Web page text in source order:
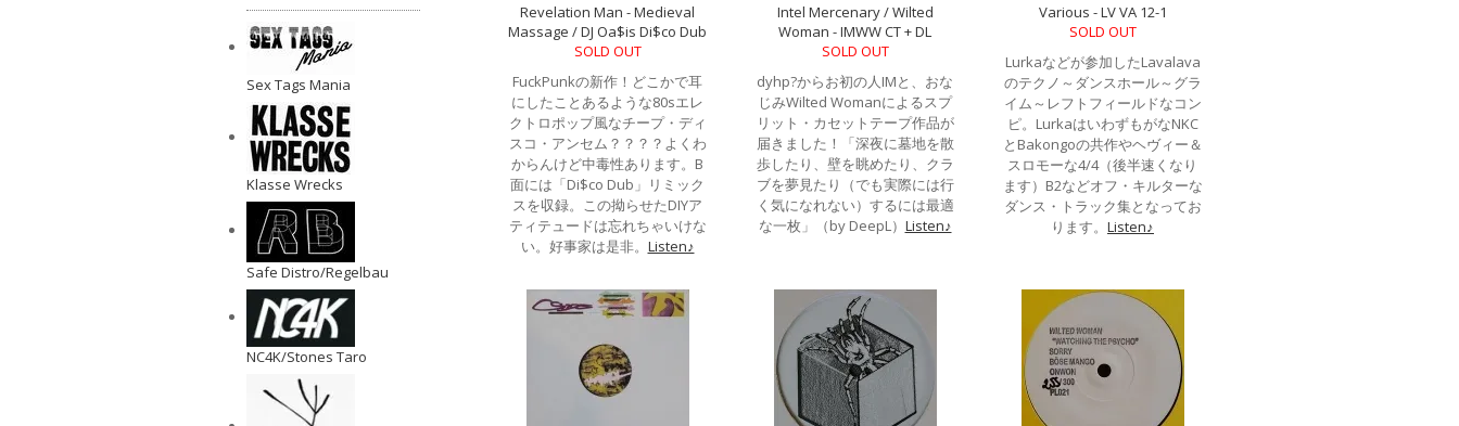
Revelation Man - Medieval
Massage / DJ Oa$is Di$co Dub
SOLD OUT
FuckPunkの新作！どこかで耳
にしたことあるような80sエレ
クトロポップ風なチープ・ディ
スコ・アンセム？？？？よくわ
からんけど中毒性あります。B
面には「Di$co Dub」リミック
スを収録。この拗らせたDIYア
ティテュードは忘れちゃいけな
い。好事家は是非。 Listen♪
Intel Mercenary / Wilted
Woman - IMWW CT + DL
SOLD OUT
dyhp?からお初の人IMと、おな
じみWilted Womanによるスプ
リット・カセットテープ作品が
届きました！「深夜に墓地を散
歩したり、壁を眺めたり、クラ
ブを夢見たり（でも実際には行
く気になれない）するには最適
な一枚」（by DeepL） Listen♪
Various - LV VA 12-1
SOLD OUT
Lurkaなどが参加したLavalava
のテクノ～ダンスホール～グラ
イム～レフトフィールドなコン
ピ。LurkaはいわずもがなNKC
とBakongoの共作やヘヴィー＆
スロモーな4/4（後半速くなり
ます）B2などオフ・キルターな
ダンス・トラック集となってお
ります。 Listen♪
Sex Tags Mania
Klasse Wrecks
Safe Distro/Regelbau
NC4K/Stones Taro